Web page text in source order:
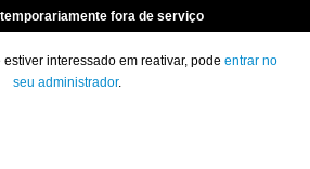
fora de serviço
interessado em reativar, pode entrar no
seu administrador.